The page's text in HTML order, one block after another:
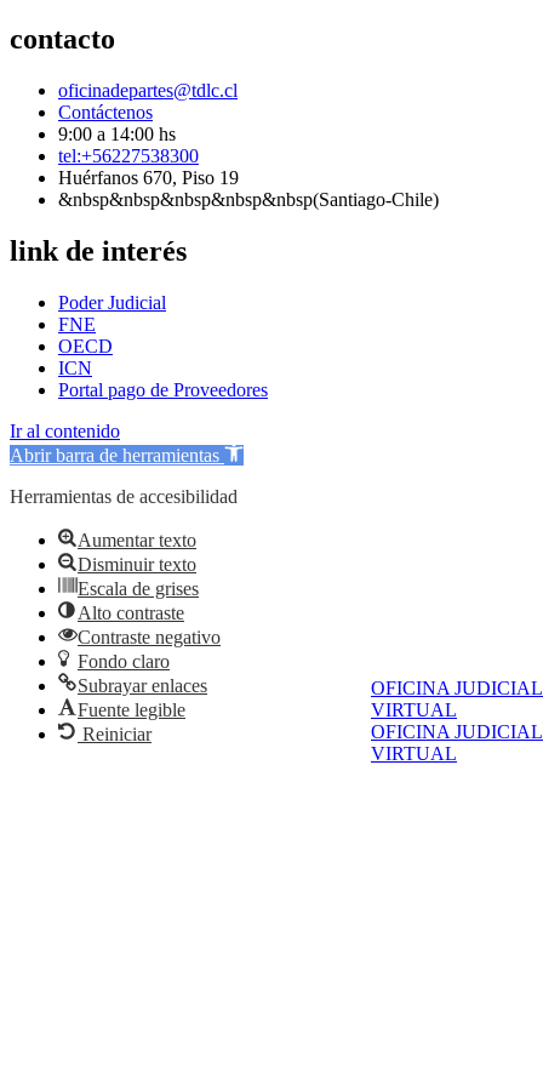
OFICINA JUDICIAL
VIRTUAL
OFICINA JUDICIAL
VIRTUAL
contacto
oficinadepartes@tdlc.cl
Contáctenos
9:00 a 14:00 hs
tel:+56227538300
Huérfanos 670, Piso 19
&nbsp&nbsp&nbsp&nbsp&nbsp(Santiago-Chile)
link de interés
Poder Judicial
FNE
OECD
ICN
Portal pago de Proveedores
Ir al contenido
Abrir barra de herramientas
Herramientas de accesibilidad
Aumentar texto
Disminuir texto
Escala de grises
Alto contraste
Contraste negativo
Fondo claro
Subrayar enlaces
Fuente legible
Reiniciar